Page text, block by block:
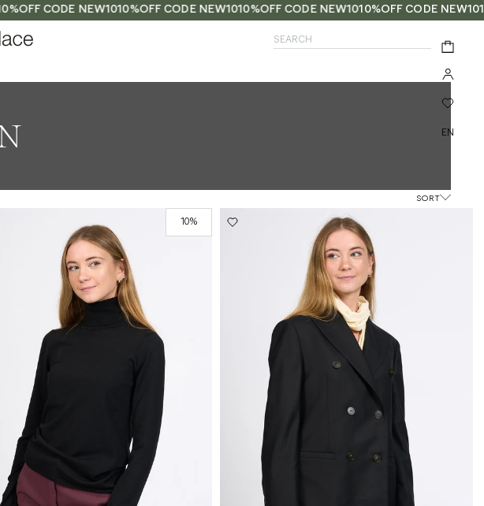
CODE NEW1010%OFF CODE NEW1010%OFF CODE NEW1010%OFF CODE NEW10
Search
Select
SORT
10%